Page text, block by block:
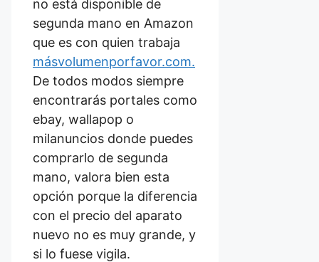
no está disponible de
segunda mano en Amazon
que es con quien trabaja
másvolumenporfavor.com.
De todos modos siempre
encontrarás portales como
ebay, wallapop o
milanuncios donde puedes
comprarlo de segunda
mano, valora bien esta
opción porque la diferencia
con el precio del aparato
nuevo no es muy grande, y
si lo fuese vigila.